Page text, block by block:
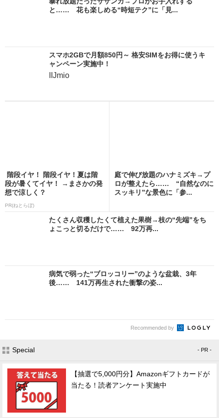
と…… 花も楽しめる“時短テク”に「見...
スマホ2GBで月額850円～ 格安SIMをお得に使うキ
ャンペーン実施中！
IIJmio
階段イヤ！ 階段イヤ！夏は階
段が暑くてイヤ！ →まさかの発
想で涼しく？
PR(ねとらぼ)
庭で伸び放題のハナミズキ→プ
ロが整えたら…… “自然なのに
スッキリ”な景色に「参...
たくさん収穫したくて植えた果樹→枝の“先端”をち
ょこっと切るだけで…… 92万再...
病気で弱った“ブロッコリー”のような盆栽、3年
後…… 141万再生された衝撃の姿...
Recommended by
Special - PR -
【抽選で5,000円分】Amazonギフトカードが
当たる！読者アンケート実施中